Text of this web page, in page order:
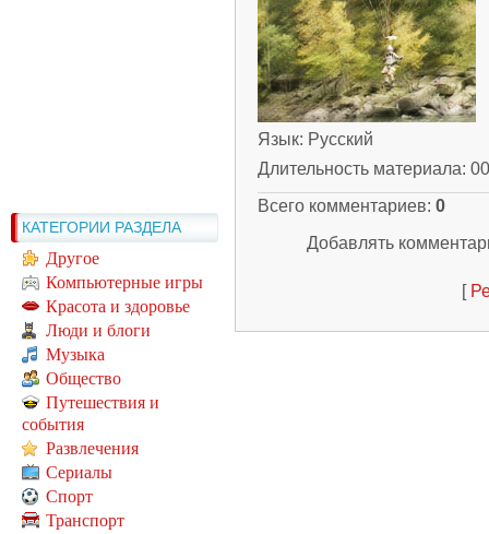
КАТЕГОРИИ РАЗДЕЛА
Другое
Компьютерные игры
Красота и здоровье
Люди и блоги
Музыка
Общество
Путешествия и
события
Развлечения
Сериалы
Спорт
Транспорт
Язык: Русский
Длительность материала:
Всего комментариев: 0
Добавлять
[